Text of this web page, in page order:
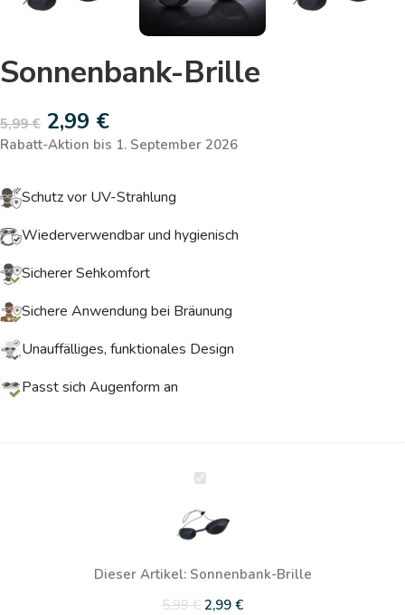
Sonnenbank-Brille
5,99€ 2,99 €
Rabatt-Aktion bis 1. September 2026
Schutz vor UV-Strahlung
Wiederverwendbar und hygienisch
Sicherer Sehkomfort
Sichere Anwendung bei Bräunung
Unauffälliges, funktionales Design
Passt sich Augenform an
Sonnenbank-
Dieser Artikel: Sonnenbank-Brille
5,99€ 2,99 €